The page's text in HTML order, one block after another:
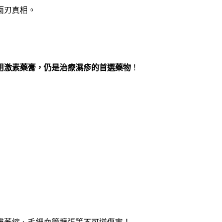
真相。
激素藥膏，仍是治療濕疹的首選藥物 ！